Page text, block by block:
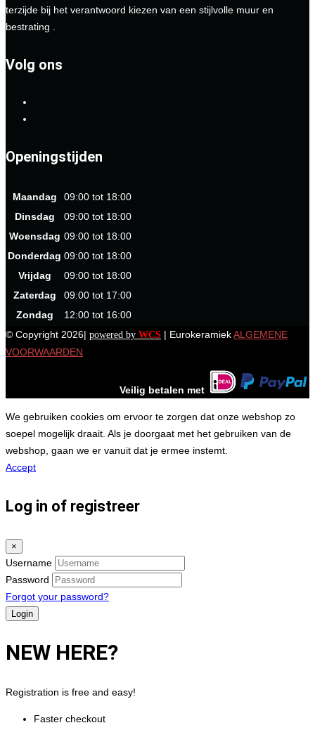
terzijde bij het verantwoord kiezen van een stijlvolle muur en
bestrating .
Volg ons
Openingstijden
Maandag
09:00 tot 18:00
Dinsdag
09:00 tot 18:00
Woensdag 09:00 tot 18:00
Donderdag 09:00 tot 18:00
Vrijdag
09:00 tot 18:00
Zaterdag
09:00 tot 17:00
Zondag
12:00 tot 16:00
© Copyright 2026| powered by WCS | EurokeramiekALGEMENE
VOORWAARDEN
Veilig betalen met
We gebruiken cookies om ervoor te zorgen dat onze webshop zo
soepel mogelijk draait. Als je doorgaat met het gebruiken van de
webshop, gaan we er vanuit dat je ermee instemt.
Accept
Log in of registreer
×
Username
Password
Forgot your password?
NEW HERE?
Registration is free and easy!
Faster checkout